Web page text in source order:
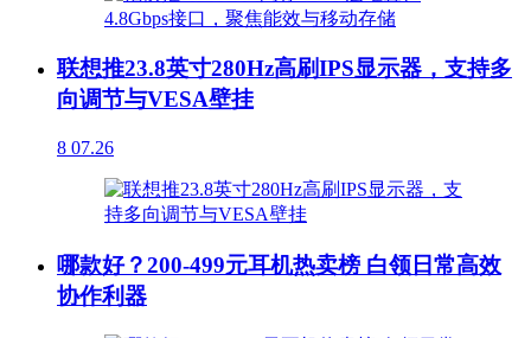
联想推23.8英寸280Hz高刷IPS显示器，支持多
向调节与VESA壁挂
8 07.26
哪款好？200-499元耳机热卖榜 白领日常高效
协作利器